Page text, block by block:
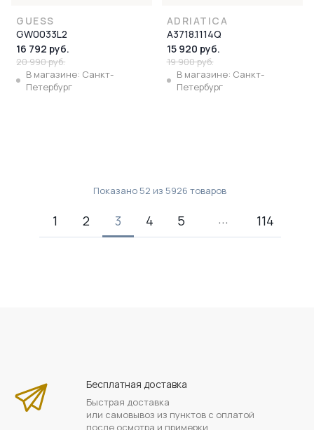
GUESS
GW0033L2
16 792 руб.
20 990 руб.
В магазине: Санкт-
Петербург
ADRIATICA
A3718.1114Q
15 920 руб.
19 900 руб.
В магазине: Санкт-
Петербург
Показано 52 из 5926 товаров
1 2 3 4 5 114
Бесплатная доставка
Быстрая доставка
или самовывоз из пунктов с оплатой
после осмотра и примерки.